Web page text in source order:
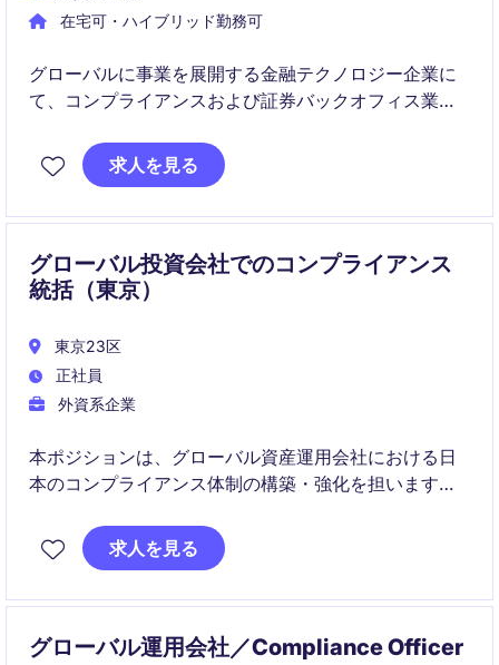
在宅可・ハイブリッド勤務可
グローバルに事業を展開する金融テクノロジー企業に
て、コンプライアンスおよび証券バックオフィス業務
え、海外チームとの連携や業務改善プロジェクトにも
携わることができるポジションです。
求人を見る
グローバル投資会社でのコンプライアンス
統括（東京）
東京23区
正社員
外資系企業
本ポジションは、グローバル資産運用会社における日
本のコンプライアンス体制の構築・強化を担います。
バイスや対応をリードしていただきます。
求人を見る
グローバル運用会社／Compliance Officer